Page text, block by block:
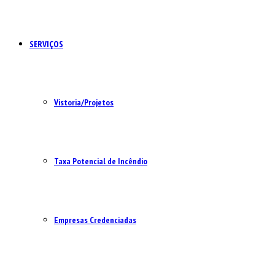
SERVIÇOS
Vistoria/Projetos
Taxa Potencial de Incêndio
Empresas Credenciadas